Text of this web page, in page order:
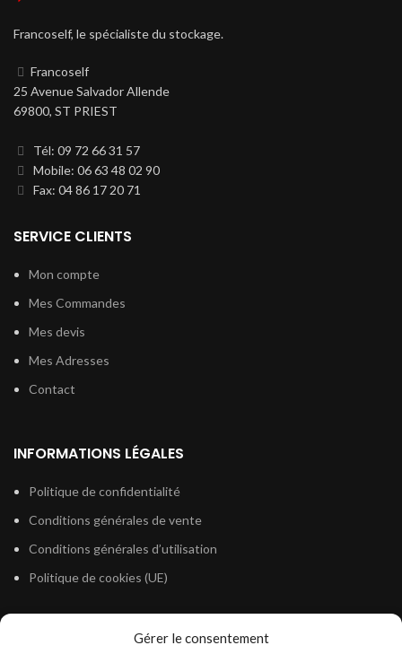
Gérer le consentement
Francoself, le spécialiste du stockage.
Francoself
25 Avenue Salvador Allende
69800, ST PRIEST
Tél: 09 72 66 31 57
Mobile: 06 63 48 02 90
Fax: 04 86 17 20 71
SERVICE CLIENTS
Mon compte
Mes Commandes
Mes devis
Mes Adresses
Contact
INFORMATIONS LÉGALES
Politique de confidentialité
Conditions générales de vente
Conditions générales d’utilisation
Politique de cookies (UE)